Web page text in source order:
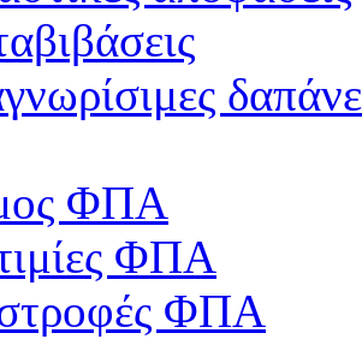
ΦΠΑ
ΦΠΑ
ΦΠΑ